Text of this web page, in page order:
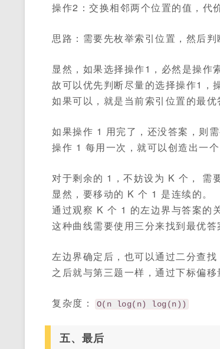
操作2：交换相邻两个位置的值，代
思路：需要先枚举索引位置，然后判
显然，如果选择操作1，必然是操作
故可以优先判断尽量的选择操作1，
如果可以，就是当前索引位置的最优
如果操作 1 用完了，还没答案，则
操作 1 每用一次，就可以创造出一
对于剩余的 1，不妨设为 K 个， 需
显然，要移动的 K 个 1 是连续的。
通过观察 K 个 1 的左边界与答案的
这种曲线需要使用三分来找到最优答
左边界确定后，也可以通过二分查找
之后就与第三题一样，通过下标偏
复杂度： O(n log(n) log(n))
五、最后